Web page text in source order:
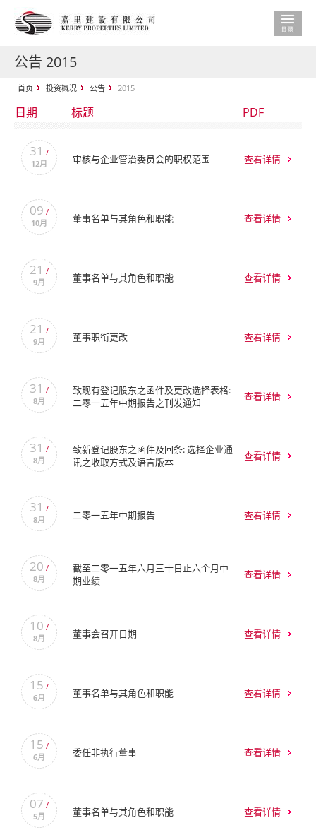
公告 2015
首页 投资概况 公告 2015
日期 标题 PDF
31 /
12月
审核与企业管治委员会的职权范围 查看详情
09 /
10月
董事名单与其角色和职能 查看详情
21 /
9月
董事名单与其角色和职能 查看详情
21 /
9月
董事职衔更改 查看详情
31 /
8月
致现有登记股东之函件及更改选择表格:
二零一五年中期报告之刊发通知
查看详情
31 /
8月
致新登记股东之函件及回条: 选择企业通
讯之收取方式及语言版本
查看详情
31 /
8月
二零一五年中期报告 查看详情
20 /
8月
截至二零一五年六月三十日止六个月中
期业绩
查看详情
10 /
8月
董事会召开日期 查看详情
15 /
6月
董事名单与其角色和职能 查看详情
15 /
6月
委任非执行董事 查看详情
07 /
5月
董事名单与其角色和职能 查看详情